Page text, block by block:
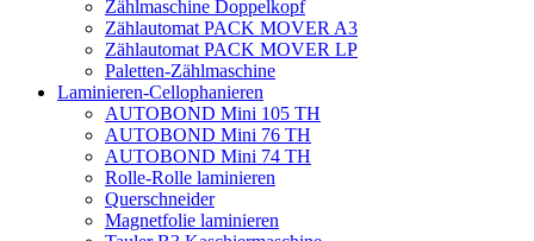
Zählmaschine Doppelkopf
Zählautomat PACK MOVER A3
Zählautomat PACK MOVER LP
Paletten-Zählmaschine
Laminieren-Cellophanieren
AUTOBOND Mini 105 TH
AUTOBOND Mini 76 TH
AUTOBOND Mini 74 TH
Rolle-Rolle laminieren
Querschneider
Magnetfolie laminieren